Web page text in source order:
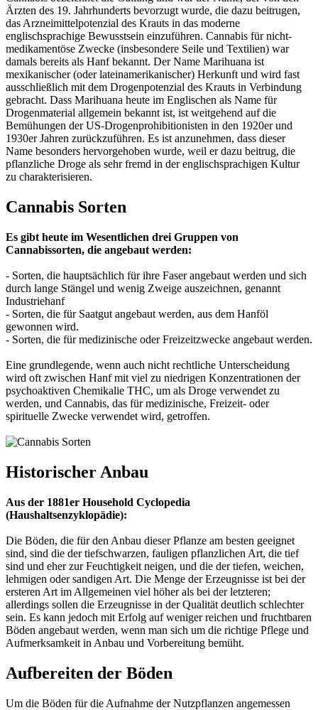
Ärzten des 19. Jahrhunderts bevorzugt wurde, die dazu beitrugen,
das Arzneimittelpotenzial des Krauts in das moderne
englischsprachige Bewusstsein einzuführen. Cannabis für nicht-
medikamentöse Zwecke (insbesondere Seile und Textilien) war
damals bereits als Hanf bekannt. Der Name Marihuana ist
mexikanischer (oder lateinamerikanischer) Herkunft und wird fast
ausschließlich mit dem Drogenpotenzial des Krauts in Verbindung
gebracht. Dass Marihuana heute im Englischen als Name für
Drogenmaterial allgemein bekannt ist, ist weitgehend auf die
Bemühungen der US-Drogenprohibitionisten in den 1920er und
1930er Jahren zurückzuführen. Es ist anzunehmen, dass dieser
Name besonders hervorgehoben wurde, weil er dazu beitrug, die
pflanzliche Droge als sehr fremd in der englischsprachigen Kultur
zu charakterisieren.
Cannabis Sorten
Es gibt heute im Wesentlichen drei Gruppen von
Cannabissorten, die angebaut werden:
- Sorten, die hauptsächlich für ihre Faser angebaut werden und sich
durch lange Stängel und wenig Zweige auszeichnen, genannt
Industriehanf
- Sorten, die für Saatgut angebaut werden, aus dem Hanföl
gewonnen wird.
- Sorten, die für medizinische oder Freizeitzwecke angebaut werden.
Eine grundlegende, wenn auch nicht rechtliche Unterscheidung
wird oft zwischen Hanf mit viel zu niedrigen Konzentrationen der
psychoaktiven Chemikalie THC, um als Droge verwendet zu
werden, und Cannabis, das für medizinische, Freizeit- oder
spirituelle Zwecke verwendet wird, getroffen.
Historischer Anbau
Aus der 1881er Household Cyclopedia
(Haushaltsenzyklopädie):
Die Böden, die für den Anbau dieser Pflanze am besten geeignet
sind, sind die der tiefschwarzen, fauligen pflanzlichen Art, die tief
sind und eher zur Feuchtigkeit neigen, und die der tiefen, weichen,
lehmigen oder sandigen Art. Die Menge der Erzeugnisse ist bei der
ersteren Art im Allgemeinen viel höher als bei der letzteren;
allerdings sollen die Erzeugnisse in der Qualität deutlich schlechter
sein. Es kann jedoch mit Erfolg auf weniger reichen und fruchtbaren
Böden angebaut werden, wenn man sich um die richtige Pflege und
Aufmerksamkeit in Anbau und Vorbereitung bemüht.
Aufbereiten der Böden
Um die Böden für die Aufnahme der Nutzpflanzen angemessen